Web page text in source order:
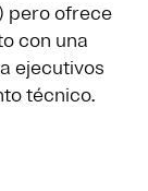
pero ofrece
con una
ejecutivos
técnico.